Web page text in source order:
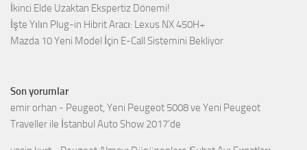
İkinci Elde Uzaktan Ekspertiz Dönemi!
İşte Yılın Plug-in Hibrit Aracı: Lexus NX 450H+
Mazda 10 Yeni Model İçin E-Call Sistemini Bekliyor
Son yorumlar
emir orhan - Peugeot, Yeni Peugeot 5008 ve Yeni Peugeot
Traveller ile İstanbul Auto Show 2017’de